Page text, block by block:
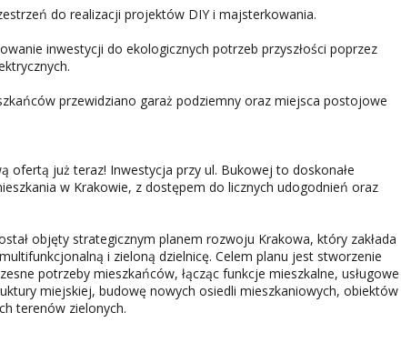
do realizacji projektów DIY i majsterkowania.
inwestycji do ekologicznych potrzeb przyszłości poprzez
przewidziano garaż podziemny oraz miejsca postojowe
ofertą już teraz! Inwestycja przy ul. Bukowej to doskonałe
w Krakowie, z dostępem do licznych udogodnień oraz
objęty strategicznym planem rozwoju Krakowa, który zakłada
i zieloną dzielnicę. Celem planu jest stworzenie
potrzeby mieszkańców, łącząc funkcje mieszkalne, usługowe
miejskiej, budowę nowych osiedli mieszkaniowych, obiektów
terenów zielonych.